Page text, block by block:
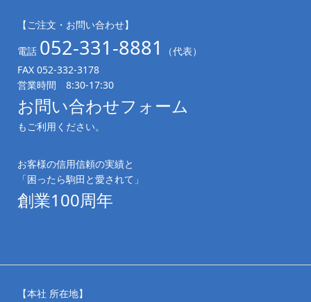
【ご注文・お問い合わせ】
電話 052-331-8881
（代表）
FAX 052-332-3178
営業時間 8:30-17:30
お問い合わせフォーム
もご利用ください。
お客様の信用信頼の実績と
「困ったら駒田と愛されて」
創業100周年
【本社 所在地】